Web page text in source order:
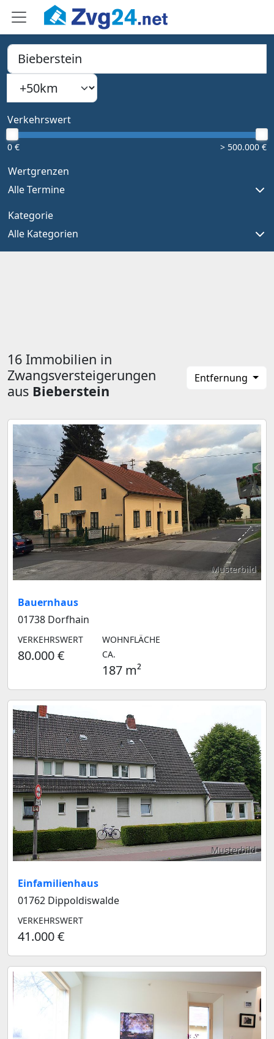
PLZ, Ort oder Bundesland
Type 1 or more characters for results.
Suchradius
Verkehrswert
0 € > 500.000 €
Wertgrenzen
Alle Termine
Kategorie
Alle Kategorien
16 Immobilien in
Zwangsversteigerungen
aus Bieberstein
Entfernung
Musterbild
Bauernhaus
01738 Dorfhain
VERKEHRSWERT
80.000 €
WOHNFLÄCHE
CA.
187 m²
Musterbild
Einfamilienhaus
01762 Dippoldiswalde
VERKEHRSWERT
41.000 €